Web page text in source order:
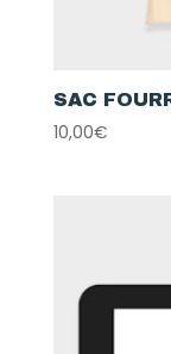
SAC
10,00€